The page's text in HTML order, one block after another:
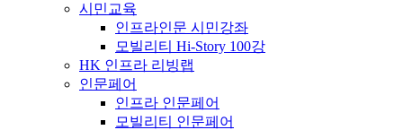
시민교육
인프라인문 시민강좌
모빌리티 Hi-Story 100강
HK 인프라 리빙랩
인문페어
인프라 인문페어
모빌리티 인문페어